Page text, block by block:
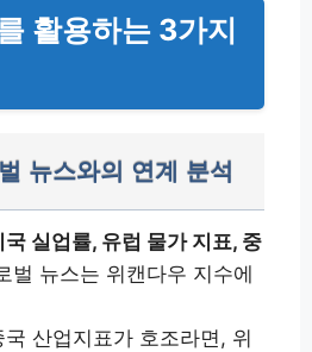
활용하는 3가지
뉴스와의 연계 분석
국 실업률, 유럽 물가 지표, 중
벌 뉴스는 위캔다우 지수에
산업지표가 호조라면, 위